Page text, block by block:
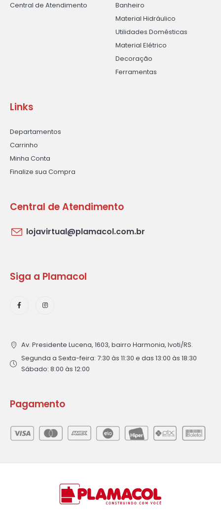
Central de Atendimento
Banheiro
Material Hidráulico
Utilidades Domésticas
Material Elétrico
Decoração
Ferramentas
Links
Departamentos
Carrinho
Minha Conta
Finalize sua Compra
Central de Atendimento
lojavirtual@plamacol.com.br
Siga a Plamacol
Av. Presidente Lucena, 1603, bairro Harmonia, Ivoti/RS.
Segunda a Sexta-feira: 7:30 às 11:30 e das 13:00 às 18:30
Sábado: 8:00 às 12:00
Pagamento